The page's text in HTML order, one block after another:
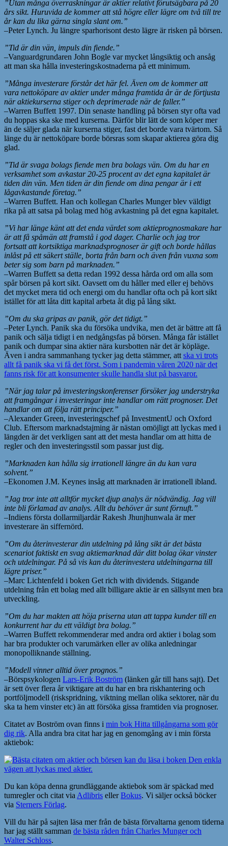
”Utan många överraskningar är aktier relativt förutsägbara på 20
års sikt. Huruvida de kommer att stå högre eller lägre om två till tre
år kan du lika gärna singla slant om.”
–Peter Lynch. Ju längre sparhorisont desto lägre är risken på börsen.
”Tid är din vän, impuls din fiende.”
–Vanguardgrundaren John Bogle var mycket långsiktig och ansåg
att man ska hålla investeringskostnaderna på ett minimum.
”Många investerare förstår det här fel. Även om de kommer att
vara nettoköpare av aktier under många framtida år är de förtjusta
när aktiekurserna stiger och deprimerade när de faller.”
–Warren Buffett 1997. Din senaste handling på börsen styr ofta vad
du hoppas ska ske med kurserna. Därför blir lätt de som köper mer
än de säljer glada när kurserna stiger, fast det borde vara tvärtom. Så
länge du är nettoköpare borde börsras som skapar aktierea göra dig
glad.
”Tid är svaga bolags fiende men bra bolags vän. Om du har en
verksamhet som avkastar 20-25 procent av det egna kapitalet är
tiden din vän. Men tiden är din fiende om dina pengar är i ett
lågavkastande företag.”
–Warren Buffett. Han och kollegan Charles Munger blev väldigt
rika på att satsa på bolag med hög avkastning på det egna kapitalet.
”Vi har länge känt att det enda värdet som aktieprognosmakare har
är att få spåmän att framstå i god dager. Charlie och jag tror
fortsatt att kortsiktiga marknadsprognoser är gift och borde hållas
inlåst på ett säkert ställe, borta från barn och även från vuxna som
beter sig som barn på marknaden.”
–Warren Buffett sa detta redan 1992 dessa hårda ord om alla som
spår börsen på kort sikt. Oavsett om du håller med eller ej behövs
det mycket mera tid och energi om du handlar ofta och på kort sikt
istället för att låta ditt kapital arbeta åt dig på lång sikt.
”Om du ska gripas av panik, gör det tidigt.”
–Peter Lynch. Panik ska du försöka undvika, men det är bättre att få
panik och sälja tidigt i en nedgångsfas på börsen. Många får istället
panik och dumpar sina aktier nära kursbotten när det är köpläge.
Även i andra sammanhang tycker jag detta stämmer, att ska vi trots
allt få panik ska vi få det först. Som i pandemin våren 2020 när det
fanns risk för att konsumenter skulle handla slut på basvaror.
”När jag talar på investeringskonferenser försöker jag understryka
att framgångar i investeringar inte handlar om rätt prognoser. Det
handlar om att följa rätt principer.”
–Alexander Green, investeringschef på InvestmentU och Oxford
Club. Eftersom marknadstajming är nästan omöjligt att lyckas med i
längden är det verkligen sant att det mesta handlar om att hitta de
regler och den investeringsstil som passar just dig.
”Marknaden kan hålla sig irrationell längre än du kan vara
solvent.”
–Ekonomen J.M. Keynes insåg att marknaden är irrationell ibland.
”Jag tror inte att alltför mycket djup analys är nödvändig. Jag vill
inte bli förlamad av analys. Allt du behöver är sunt förnuft.”
–Indiens första dollarmiljardär Rakesh Jhunjhunwala är mer
investerare än siffernörd.
”Om du återinvesterar din utdelning på lång sikt är det bästa
scenariot faktiskt en svag aktiemarknad där ditt bolag ökar vinster
och utdelningar. På så vis kan du återinvestera utdelningarna till
lägre priser.”
–Marc Lichtenfeld i boken Get rich with dividends. Stigande
utdelning från ett bolag med allt billigare aktie är en sällsynt men bra
utveckling.
”Om du har makten att höja priserna utan att tappa kunder till en
konkurrent har du ett väldigt bra bolag.”
–Warren Buffett rekommenderar med andra ord aktier i bolag som
har bra produkter och varumärken eller av olika anledningar
monopolliknande ställning.
”Modell vinner alltid över prognos.”
–Börspsykologen Lars-Erik Boström (länken går till hans sajt). Det
är sett över flera år viktigare att du har en bra riskhantering och
portföljmodell (riskspridning, viktning mellan olika sektorer, när du
ska ta hem vinster etc) än att försöka gissa framtiden via prognoser.
Citatet av Boström ovan finns i min bok Hitta tillgångarna som gör
dig rik. Alla andra bra citat har jag en genomgång av i min första
aktiebok:
Du kan köpa denna grundläggande aktiebok som är späckad med
tumregler och citat via Adlibris ellerBokus. Vi säljer också böcker
via Sterners Förlag.
Vill du här på sajten läsa mer från de bästa förvaltarna genom tiderna
har jag ställt samman de bästa råden från Charles Munger och
Walter Schloss.